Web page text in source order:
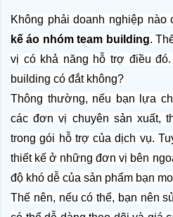
Không phải doanh nghiệp nào
kế áo nhóm team building.
vị có khả năng hỗ trợ điều
building có đắt không?
Thông thường, nếu bạn lựa
các đơn vị chuyên sản xuất,
trong gói hỗ trợ của dịch vụ.
thiết kế ở những đơn vị bên
độ khó dễ của sản phẩm bạn
Thế nên, nếu có thể, bạn nên